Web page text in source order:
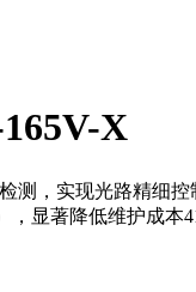
X
，实现光路精细
显著降低维护成本